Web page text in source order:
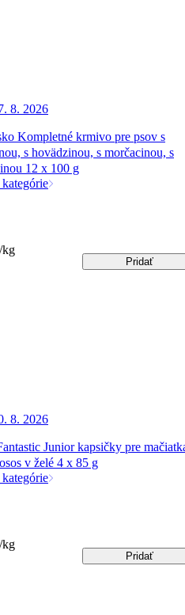
8. 2026
Kompletné krmivo pre psov s
s hovädzinou, s morčacinou, s
12 x 100 g
8. 2026
kg
Pridať
Junior kapsičky pre
v želé 4 x 85 g
kg
Pridať